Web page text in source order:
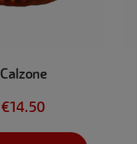
Calzone
€14.50